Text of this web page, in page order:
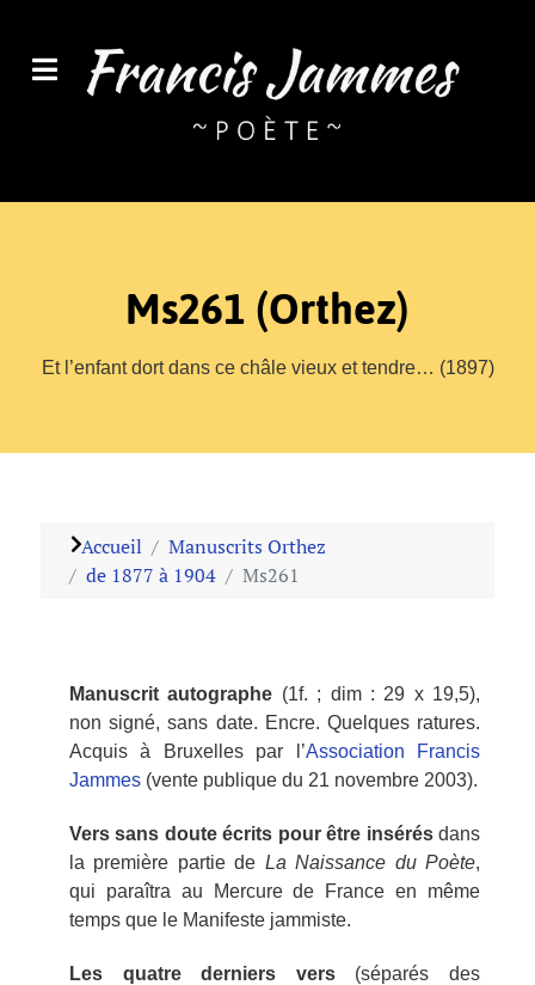
Ms261 (Orthez)
Et l’enfant dort dans ce châle vieux et tendre… (1897)
Accueil
Manuscrits Orthez
de 1877 à 1904
Ms261
Manuscrit autographe (1f. ; dim : 29 x 19,5),
non signé, sans date. Encre. Quelques ratures.
Acquis à Bruxelles par l’Association Francis
Jammes (vente publique du 21 novembre 2003).
Vers sans doute écrits pour être insérésdans
la première partie de La Naissance du Poète,
qui paraîtra au Mercure de France en même
temps que le Manifeste jammiste.
Les quatre derniers vers(séparés des